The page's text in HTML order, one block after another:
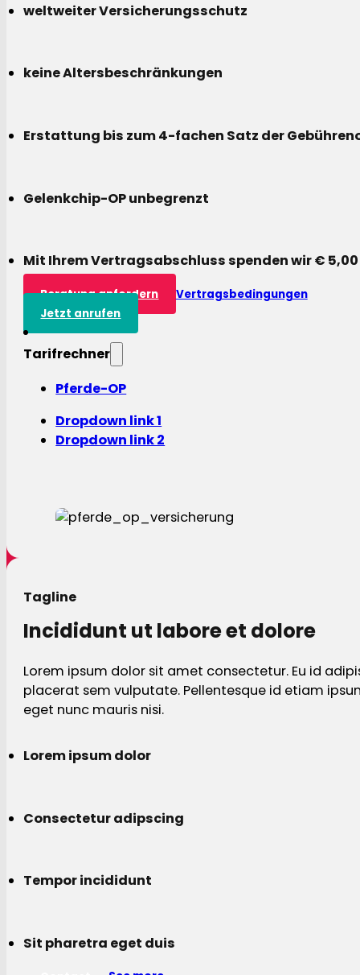
weltweiter Versicherungsschutz
keine Altersbeschränkungen
Erstattung bis zum 4-fachen Satz der
Gelenkchip-OP unbegrenzt
Mit Ihrem Vertragsabschluss spenden wir €
Beratung anfordern
Vertragsbedingungen
Jetzt anrufen
Tarifrechner
Pferde-OP
Dropdown link 1
Dropdown link 2
Tagline
Incididunt ut labore et dolore
Lorem ipsum dolor sit amet consectetur. Eu id
placerat sem vulputate. Pellentesque id etiam
eget nunc mauris nisi.
Lorem ipsum dolor
Consectetur adipscing
Tempor incididunt
Sit pharetra eget duis